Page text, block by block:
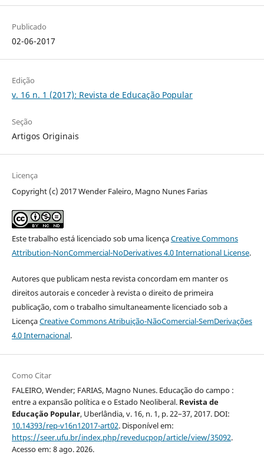
Publicado
02-06-2017
Edição
v. 16 n. 1 (2017): Revista de Educação Popular
Seção
Artigos Originais
Licença
Copyright (c) 2017 Wender Faleiro, Magno Nunes Farias
Este trabalho está licenciado sob uma licençaCreative Commons
Attribution-NonCommercial-NoDerivatives 4.0 International License.
Autores que publicam nesta revista concordam em manter os
direitos autorais e conceder à revista o direito de primeira
publicação, com o trabalho simultaneamente licenciado sob a
LicençaCreative Commons Atribuição-NãoComercial-SemDerivações
4.0 Internacional.
Como Citar
FALEIRO, Wender; FARIAS, Magno Nunes. Educação do campo :
entre a expansão política e o Estado Neoliberal. Revista de
Educação Popular, Uberlândia, v. 16, n. 1, p. 22–37, 2017. DOI:
10.14393/rep-v16n12017-art02. Disponível em:
https://seer.ufu.br/index.php/reveducpop/article/view/35092.
Acesso em: 8 ago. 2026.